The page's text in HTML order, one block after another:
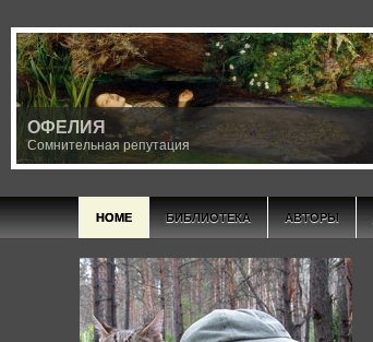
ОФЕЛИЯ
Сомнительная репутация
HOME БИБЛИОТЕКА АВТОРЫ